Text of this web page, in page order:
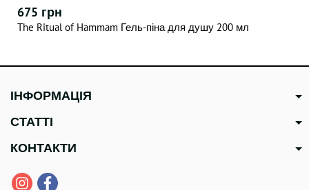
675 грн
The Ritual of Hammam Гель-піна для душу 200 мл
ІНФОРМАЦІЯ
СТАТТІ
КОНТАКТИ